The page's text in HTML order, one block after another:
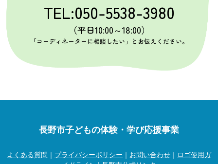
TEL:050-5538-3980
（平日10:00～18:00）
「コーディネーターに相談したい」とお伝えください。
長野市子どもの体験・学び応援事業
よくある質問 ｜ プライバシーポリシー ｜ お問い合わせ ｜ ロゴ使用ガ